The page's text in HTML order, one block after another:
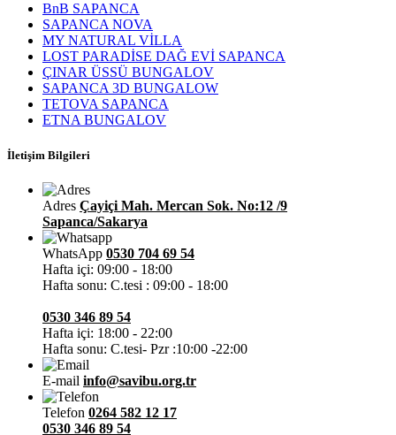
BnB SAPANCA
SAPANCA NOVA
MY NATURAL VİLLA
LOST PARADİSE DAĞ EVİ SAPANCA
ÇINAR ÜSSÜ BUNGALOV
SAPANCA 3D BUNGALOW
TETOVA SAPANCA
ETNA BUNGALOV
İletişim Bilgileri
Adres Çayiçi Mah. Mercan Sok. No:12 /9
Sapanca/Sakarya
WhatsApp 0530 704 69 54
Hafta içi: 09:00 - 18:00
Hafta sonu: C.tesi : 09:00 - 18:00
0530 346 89 54
Hafta içi: 18:00 - 22:00
Hafta sonu: C.tesi- Pzr :10:00 -22:00
E-mail info@savibu.org.tr
Telefon 0264 582 12 17
0530 346 89 54